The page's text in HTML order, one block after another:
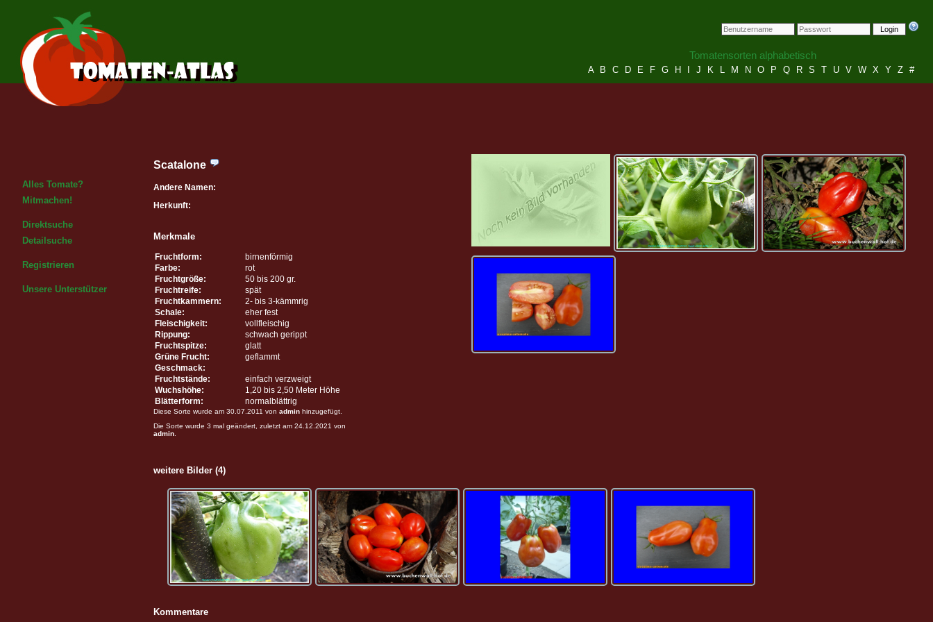
Login
Tomatensorten alphabetisch
A B C D E F G H J K L M N O P Q R S T U V W X Y Z #
Alles Tomate?
Mitmachen!
Direktsuche
Detailsuche
Registrieren
Unsere Unterstützer
Scatalone
Andere Namen:
Herkunft:
Merkmale
Fruchtform:
birnenförmig
Farbe:
rot
Fruchtgröße:
50 bis 200 gr.
Fruchtreife:
spät
Fruchtkammern:
2- bis 3-kämmrig
Schale:
eher fest
Fleischigkeit:
vollfleischig
Rippung:
schwach gerippt
Fruchtspitze:
glatt
Grüne Frucht:
geflammt
Geschmack:
Fruchtstände:
einfach verzweigt
Wuchshöhe:
1,20 bis 2,50 Meter Höhe
Blätterform:
normalblättrig
Diese Sorte wurde am 30.07.2011 von admin hinzugefügt.
Die Sorte wurde 3 mal geändert, zuletzt am 24.12.2021 von
admin
weitere Bilder (4)
Kommentare